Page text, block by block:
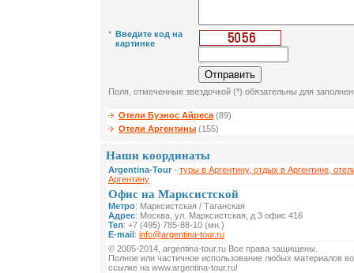
* Введите код на
картинке
Поля, отмеченные звездочкой (*) обязательны для
Отели Буэнос Айреса(89)
Отели Аргентины (155)
Наши координаты
Argentina-Tour - туры в Аргентину, отдых в Аргентине,
Аргентину
Офис на Марксистской
Метро: Марксистская / Таганская
Адрес: Москва, ул. Марксистская, д 3 офис 416
Тел: +7 (495) 785-88-10 (мн.)
E-mail: info@argentina-tour.ru
© 2005-2014, argentina-tour.ru Все права защищены.
Полное или частичное использование любых материалов
ссылке на www.argentina-tour.ru!